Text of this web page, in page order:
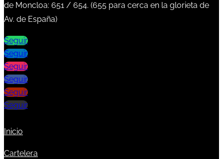
de Moncloa: 651 / 654. (655 para cerca en la glorieta de
Av. de España)
Seguir
Seguir
Seguir
Seguir
Seguir
Seguir
Inicio
Cartelera